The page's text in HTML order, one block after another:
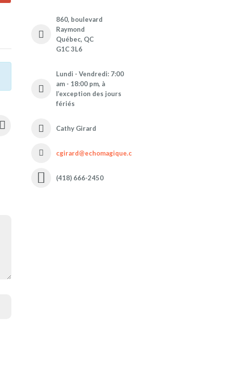
860, boulevard
Raymond
Québec, QC
G1C 3L6
Lundi - Vendredi: 7:00
am - 18:00 pm, à
l’exception des jours
fériés
Cathy Girard
cgirard@echomagique.com
(418) 666-2450